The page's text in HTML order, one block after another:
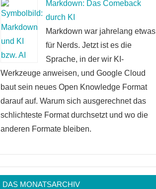
Markdown: Das Comeback
durch KI
Markdown war jahrelang etwas
für Nerds. Jetzt ist es die
Sprache, in der wir KI-
Werkzeuge anweisen, und Google Cloud
baut sein neues Open Knowledge Format
darauf auf. Warum sich ausgerechnet das
schlichteste Format durchsetzt und wo die
anderen Formate bleiben.
DAS MONATSARCHIV